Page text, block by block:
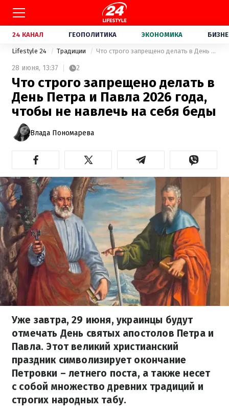
24 КАНАЛ ГЕОПОЛИТИКА ЭКОНОМИКА
Lifestyle 24 Традиции Что строго запрещено делать в День Петра и Павла 2026 года, чтобы не навлечь на себя беды
28 июня, 13:37 2
Что строго запрещено делать в
День Петра и Павла 2026 года,
чтобы не навлечь на себя беды
Влада Пономарева
Уже завтра, 29 июня, украинцы будут
отмечать День святых апостолов Петра и
Павла. Этот великий христианский
праздник символизирует окончание
Петровки – летнего поста, а также несет
с собой множество древних традиций и
строгих народных табу.